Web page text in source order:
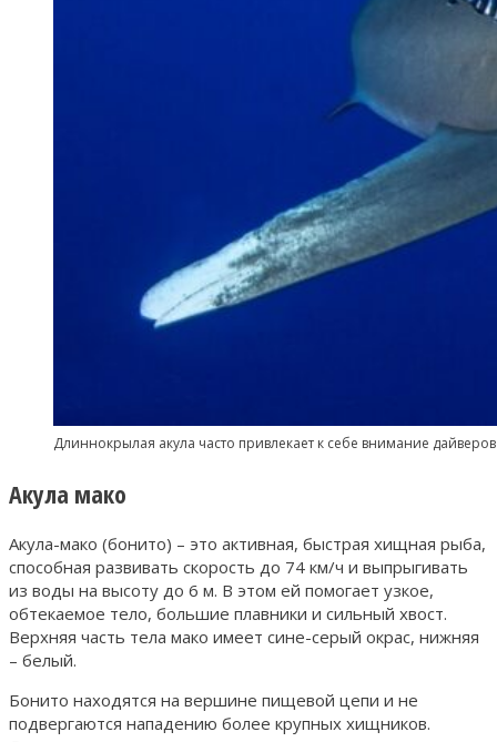
Длиннокрылая акула часто привлекает к себе внимание
Акула мако
Акула-мако (бонито) – это активная, быстрая хищная рыба,
способная развивать скорость до 74 км/ч и выпрыгивать
из воды на высоту до 6 м. В этом ей помогает узкое,
обтекаемое тело, большие плавники и сильный хвост.
Верхняя часть тела мако имеет сине-серый окрас, нижняя
– белый.
Бонито находятся на вершине пищевой цепи и не
подвергаются нападению более крупных хищников.